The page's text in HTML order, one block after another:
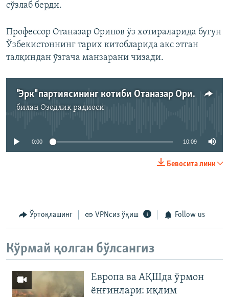
сўзлаб берди.
Профессор Отаназар Орипов ўз хотираларида бугун
Ўзбекистоннинг тарих китобларида акс этган
талқиндан ўзгача манзарани чизади.
"Эрк" партиясининг котиби Отаназар Орипов билан суҳбат
билан Озодлик радиоси
Айни дамда медиа-манба мавжуд эмас
0:00 10:09
Бевосита линк
Ўртоқлашинг VPNсиз ўқиш Follow us
Кўрмай қолган бўлсангиз
Европа ва АҚШда ўрмон
ёнғинлари: иқлим